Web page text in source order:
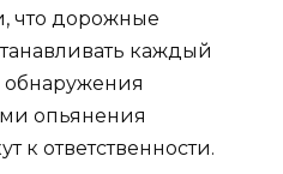
что дорожные
каждый
обнаружения
опьянения
к ответственности.